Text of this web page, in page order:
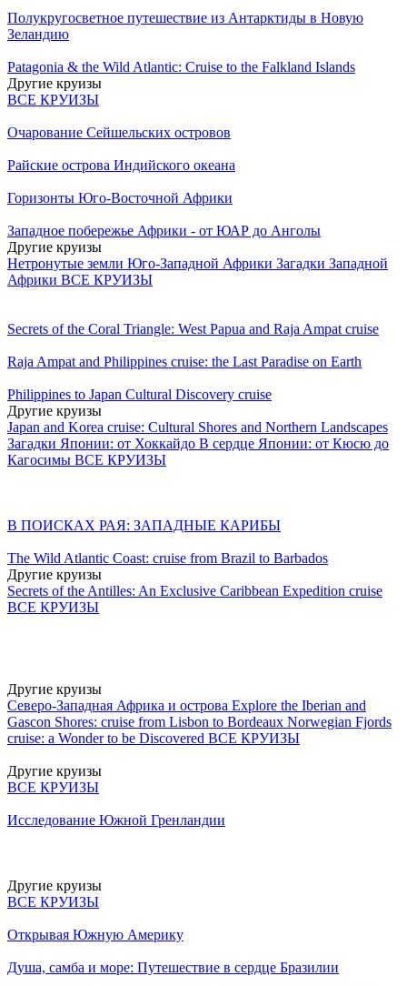
Полукругосветное путешествие из Антарктиды в Новую
Зеландию
Patagonia & the Wild Atlantic: Cruise to the Falkland Islands
Другие круизы
ВСЕ КРУИЗЫ
Очарование Сейшельских островов
Райские острова Индийского океана
Горизонты Юго-Восточной Африки
Западное побережье Африки - от ЮАР до Анголы
Другие круизы
Нетронутые земли Юго-Западной Африки Загадки Западной
Африки ВСЕ КРУИЗЫ
Secrets of the Coral Triangle: West Papua and Raja Ampat cruise
Raja Ampat and Philippines cruise: the Last Paradise on Earth
Philippines to Japan Cultural Discovery cruise
Другие круизы
Japan and Korea cruise: Cultural Shores and Northern Landscapes
Загадки Японии: от Хоккайдо В сердце Японии: от Кюсю до
Кагосимы ВСЕ КРУИЗЫ
В ПОИСКАХ РАЯ: ЗАПАДНЫЕ КАРИБЫ
The Wild Atlantic Coast: cruise from Brazil to Barbados
Другие круизы
Secrets of the Antilles: An Exclusive Caribbean Expedition cruise
ВСЕ КРУИЗЫ
Другие круизы
Северо-Западная Африка и острова Explore the Iberian and
Gascon Shores: cruise from Lisbon to Bordeaux Norwegian Fjords
cruise: a Wonder to be Discovered ВСЕ КРУИЗЫ
Другие круизы
ВСЕ КРУИЗЫ
Исследование Южной Гренландии
Другие круизы
ВСЕ КРУИЗЫ
Открывая Южную Америку
Душа, самба и море: Путешествие в сердце Бразилии